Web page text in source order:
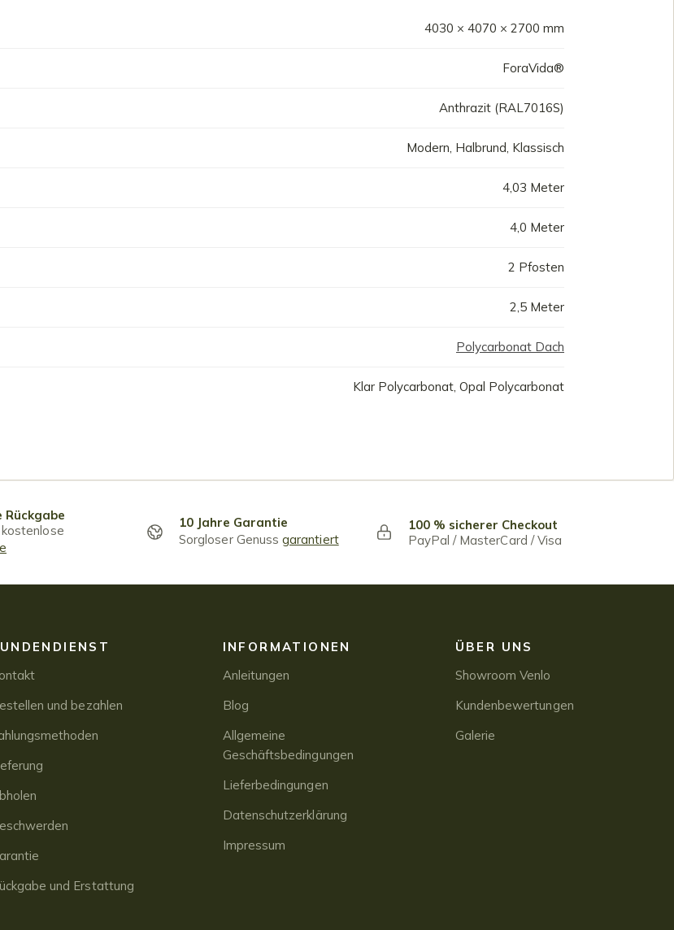
4030 × 4070 × 2700 mm
ForaVida®
Anthrazit (RAL7016S)
Modern, Halbrund, Klassisch
4,03 Meter
4,0 Meter
2 Pfosten
2,5 Meter
Polycarbonat Dach
Klar Polycarbonat, Opal Polycarbonat
Rückgabe
10 Jahre Garantie
Sorgloser Genussgarantiert
100 % sicherer Checkout
PayPal / MasterCard / Visa
und bezahlen
und Erstattung
INFORMATIONEN
Anleitungen
Blog
Allgemeine
Geschäftsbedingungen
Lieferbedingungen
Datenschutzerklärung
Impressum
ÜBER UNS
Showroom Venlo
Kundenbewertungen
Galerie